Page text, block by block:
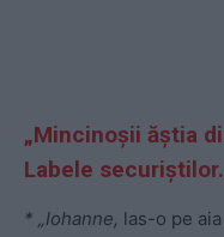
„Mincinoșii ăștia
Labele
* „Iohanne, las-o pe